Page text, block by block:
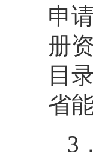
申
册
目
省
3